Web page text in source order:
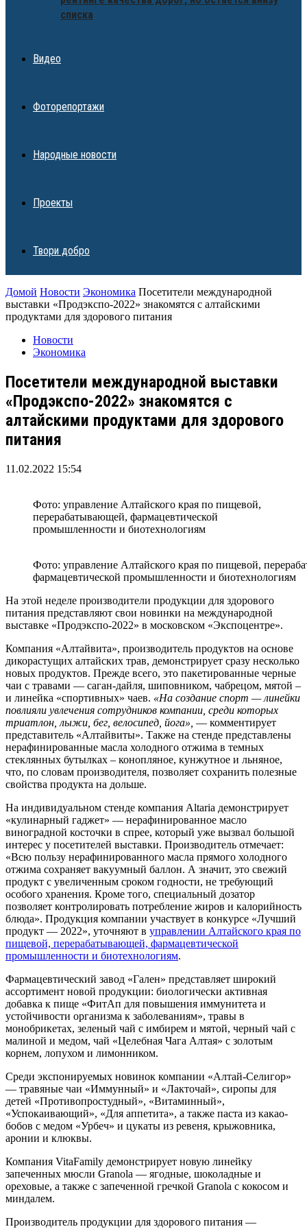
списка
Видео
Фоторепортажи
Народные новости
Проекты
Твори добро
Домой Новости Экономика Посетители международной
выставки «Продэкспо-2022» знакомятся с алтайскими
продуктами для здорового питания
Новости
Экономика
Посетители международной выставки
«Продэкспо-2022» знакомятся с
алтайскими продуктами для здорового
питания
11.02.2022 15:54
Фото: управление Алтайского края по пищевой,
перерабатывающей, фармацевтической
промышленности и биотехнологиям
Фото: управление Алтайского края по пищевой,
фармацевтической промышленности и биотехнологиям
На этой неделе производители продукции для здорового
питания представляют свои новинки на международной
выставке «Продэкспо-2022» в московском «Экспоцентре».
Компания «Алтайвита», производитель продуктов на основе
дикорастущих алтайских трав, демонстрирует сразу несколько
новых продуктов. Прежде всего, это пакетированные черные
чаи с травами — саган-дайля, шиповником, чабрецом, мятой –
и линейка «спортивных» чаев. «На создание спорт — линейки
повлияли увлечения сотрудников компании, среди которых
триатлон, лыжи, бег, велосипед, йога», — комментирует
представитель «Алтайвиты». Также на стенде представлены
нерафинированные масла холодного отжима в темных
стеклянных бутылках – конопляное, кунжутное и льняное,
что, по словам производителя, позволяет сохранить полезные
свойства продукта на дольше.
На индивидуальном стенде компания Altaria демонстрирует
«кулинарный гаджет» — нерафинированное масло
виноградной косточки в спрее, который уже вызвал большой
интерес у посетителей выставки. Производитель отмечает:
«Всю пользу нерафинированного масла прямого холодного
отжима сохраняет вакуумный баллон. А значит, это свежий
продукт с увеличенным сроком годности, не требующий
особого хранения. Кроме того, специальный дозатор
позволяет контролировать потребление жиров и калорийность
блюда». Продукция компании участвует в конкурсе «Лучший
продукт — 2022», уточняют в управлении Алтайского края по
пищевой, перерабатывающей, фармацевтической
промышленности и биотехнологиям.
Фармацевтический завод «Гален» представляет широкий
ассортимент новой продукции: биологически активная
добавка к пище «ФитАп для повышения иммунитета и
устойчивости организма к заболеваниям», травы в
монобрикетах, зеленый чай с имбирем и мятой, черный чай с
малиной и медом, чай «Целебная Чага Алтая» с золотым
корнем, лопухом и лимонником.
Среди экспонируемых новинок компании «Алтай-Селигор»
— травяные чаи «Иммунный» и «Лакточай», сиропы для
детей «Противопростудный», «Витаминный»,
«Успокаивающий», «Для аппетита», а также паста из какао-
бобов с медом «Урбеч» и цукаты из ревеня, крыжовника,
аронии и клюквы.
Компания VitaFamily демонстрирует новую линейку
запеченных мюсли Granola — ягодные, шоколадные и
ореховые, а также с запеченной гречкой Granola с кокосом и
миндалем.
Производитель продукции для здорового питания —